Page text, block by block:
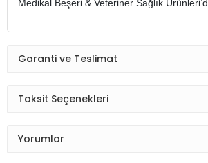
Medikal Beşeri & Veteriner Sağlık
Garanti ve Teslimat
Taksit Seçenekleri
Yorumlar